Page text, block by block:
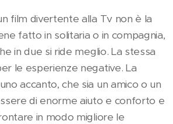
film divertente alla Tv non è la
fatto in solitaria o in compagnia,
in due si ride meglio. La stessa
le esperienze negative. La
accanto, che sia un amico o un
di enorme aiuto e conforto e
in modo migliore le